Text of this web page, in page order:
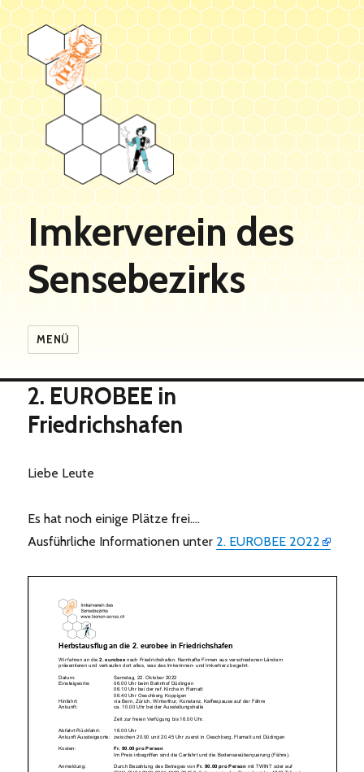
Imkerverein des
Sensebezirks
MENÜ
2. EUROBEE in
Friedrichshafen
Liebe Leute
Es hat noch einige Plätze frei….
Ausführliche Informationen unter 2. EUROBEE 2022